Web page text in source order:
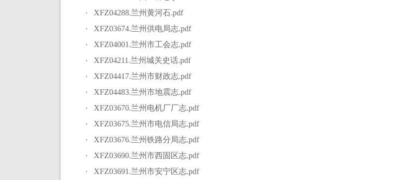
· XFZ04288.兰州黄河石.pdf
· XFZ03674.兰州供电局志.pdf
· XFZ04001.兰州市工会志.pdf
· XFZ04211.兰州城关史话.pdf
· XFZ04417.兰州市财政志.pdf
· XFZ04483.兰州市地震志.pdf
· XFZ03670.兰州电机厂厂志.pdf
· XFZ03675.兰州市电信局志.pdf
· XFZ03676.兰州铁路分局志.pdf
· XFZ03690.兰州市西固区志.pdf
· XFZ03691.兰州市安宁区志.pdf